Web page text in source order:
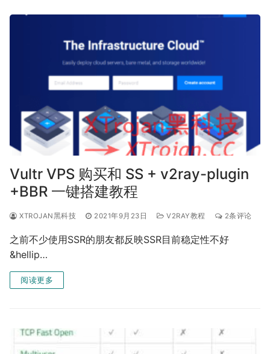
Vultr VPS 购买和 SS + v2ray-plugin
+BBR 一键搭建教程
XTROJAN黑科技 2021年9月23日 V2RAY教程 2条评论
之前不少使用SSR的朋友都反映SSR目前稳定性不好
&hellip…
阅读更多